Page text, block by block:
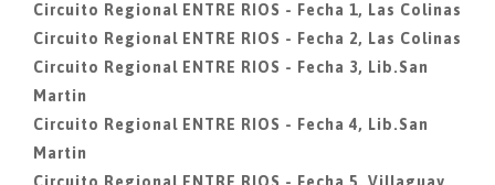
Circuito Regional ENTRE RIOS - Fecha 1, Las Colinas
Circuito Regional ENTRE RIOS - Fecha 2, Las Colinas
Circuito Regional ENTRE RIOS - Fecha 3, Lib.San
Martin
Circuito Regional ENTRE RIOS - Fecha 4, Lib.San
Martin